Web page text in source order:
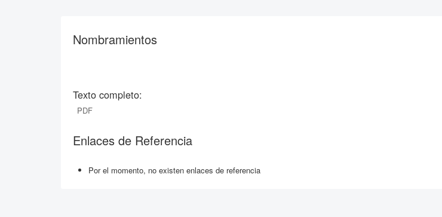
Nombramientos
Texto completo:
PDF
Enlaces de Referencia
Por el momento, no existen enlaces de referencia